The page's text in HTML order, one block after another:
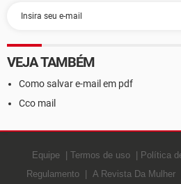
VEJA TAMBÉM
Como salvar e-mail em pdf
Cco mail
Equipe Termos de uso Política
Regulamento
A Revista Da Mulher